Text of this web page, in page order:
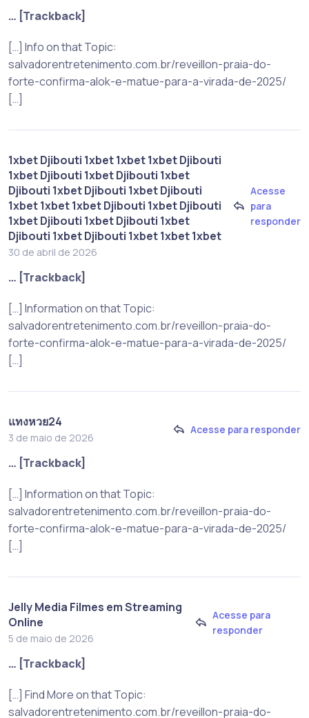
… [Trackback]
[…] Info on that Topic:
salvadorentretenimento.com.br/reveillon-praia-do-
forte-confirma-alok-e-matue-para-a-virada-de-2025/
[…]
1xbet Djibouti 1xbet 1xbet 1xbet Djibouti
1xbet Djibouti 1xbet Djibouti 1xbet
Djibouti 1xbet Djibouti 1xbet Djibouti
1xbet 1xbet 1xbet Djibouti 1xbet Djibouti
1xbet Djibouti 1xbet Djibouti 1xbet
Djibouti 1xbet Djibouti 1xbet 1xbet 1xbet
30 de abril de 2026
Acesse
para
responder
… [Trackback]
[…] Information on that Topic:
salvadorentretenimento.com.br/reveillon-praia-do-
forte-confirma-alok-e-matue-para-a-virada-de-2025/
[…]
แทงหวย24
3 de maio de 2026
Acesse para responder
… [Trackback]
[…] Information on that Topic:
salvadorentretenimento.com.br/reveillon-praia-do-
forte-confirma-alok-e-matue-para-a-virada-de-2025/
[…]
Jelly Media Filmes em Streaming
Online
5 de maio de 2026
Acesse para
responder
… [Trackback]
[…] Find More on that Topic:
salvadorentretenimento.com.br/reveillon-praia-do-